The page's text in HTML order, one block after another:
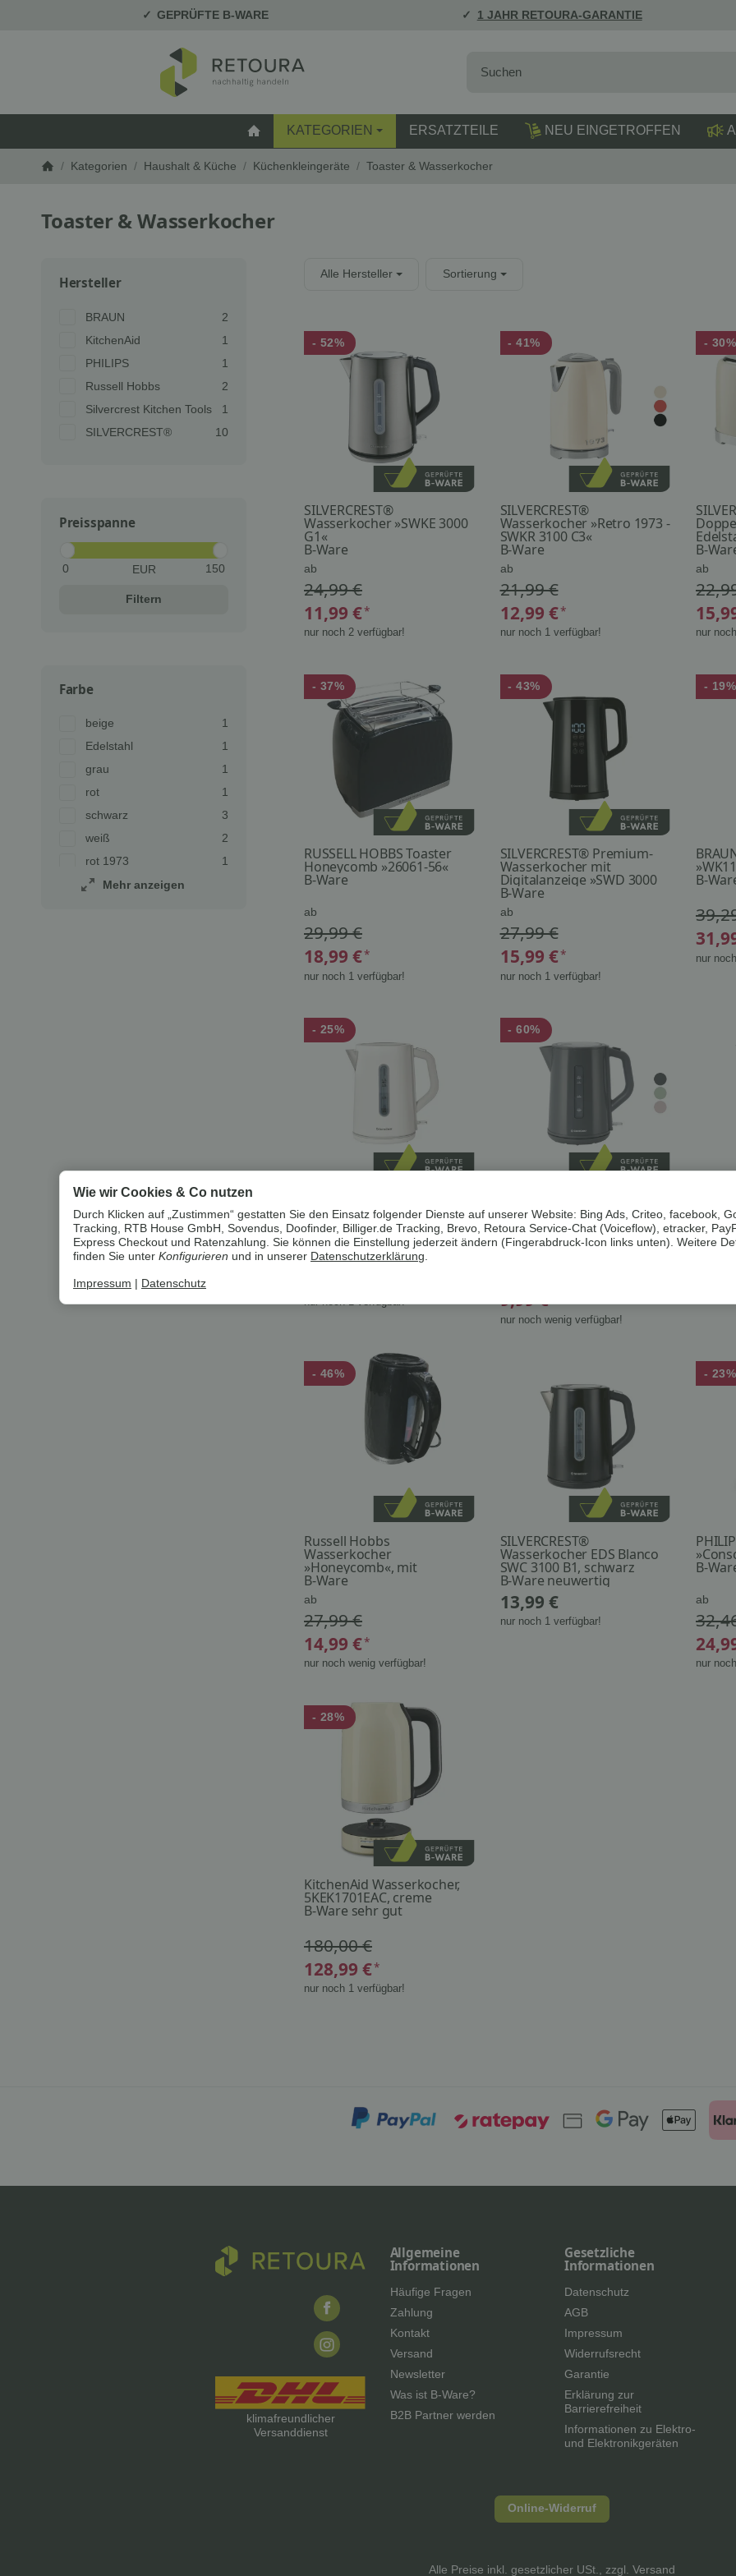
GEPRÜFTE B-WARE 1 JAHR RETOURA-GARANTIE
STARTSEITE
KATEGORIEN ERSATZTEILE NEU EINGETROFFEN
/ Kategorien / Haushalt & Küche / Küchenkleingeräte / Toaster & Wasserkocher
Toaster & Wasserkocher
Alle Hersteller Sortierung
- 52%
SILVERCREST®
Wasserkocher »SWKE 3000
G1«
B-Ware
ab
24,99 €
11,99 €*
nur noch 2 verfügbar!
- 41%
SILVERCREST®
Wasserkocher »Retro 1973 -
SWKR 3100 C3«
B-Ware
ab
21,99 €
12,99 €*
nur noch 1 verfügbar!
- 30%
B-
ab
nur
- 37%
RUSSELL HOBBS Toaster
Honeycomb »26061-56«
B-Ware
ab
29,99 €
18,99 €*
nur noch 1 verfügbar!
- 43%
SILVERCREST® Premium-
Wasserkocher mit
Digitalanzeige »SWD 3000
A1«
B-Ware
ab
27,99 €
15,99 €*
nur noch 1 verfügbar!
- 19%
B-
nur
- 25%
Wasserkocher SWC 3100
C1, 3000 W, weiß
B-Ware sehr gut
15,99 €
nur noch 1 verfügbar!
- 60%
Wasserkocher »SWKC 3000
F4«
B-Ware
9,99 €
nur noch wenig verfügbar!
B3,
B-
- 46%
Russell Hobbs
Wasserkocher
»Honeycomb«, mit
herausnehmbarem
Kalkfilter
B-Ware
ab
27,99 €
14,99 €*
nur noch wenig verfügbar!
SILVERCREST®
Wasserkocher EDS Blanco
SWC 3100 B1, schwarz
B-Ware neuwertig
13,99 €
nur noch 1 verfügbar!
- 23%
B-
ab
nur
- 28%
KitchenAid Wasserkocher,
5KEK1701EAC, creme
B-Ware sehr gut
180,00 €
128,99 €*
nur noch 1 verfügbar!
Hersteller
BRAUN 2
KitchenAid
1
PHILIPS
1
Russell Hobbs
2
Silvercrest Kitchen Tools
1
SILVERCREST®
10
Preisspanne
EUR
Filtern
Farbe
beige 1
Edelstahl
1
grau
1
rot
1
schwarz
3
weiß
2
rot 1973
1 Artikel gefunden
creme 1973
Artikel gefunden
Artikel gefunden
Mehr anzeigen
klimafreundlicher
Versanddienst
Allgemeine
Informationen
Häufige Fragen
Zahlung
Kontakt
Versand
Newsletter
Was ist B-Ware?
B2B Partner werden
Gesetzliche
Informationen
Datenschutz
AGB
Impressum
Widerrufsrecht
Garantie
Erklärung zur
Barrierefreiheit
Informationen zu Elektro-
und Elektronikgeräten
Online-Widerruf
Alle Preise inkl. gesetzlicher USt., zzgl. Versand
Wie wir Cookies & Co nutzen
Durch Klicken auf „Zustimmen“ gestatten Sie den Einsatz folgender Dienste auf unserer Website: Bing Ads, Criteo, facebook,
Tracking, RTB House GmbH, Sovendus, Doofinder, Billiger.de Tracking, Brevo, Retoura Service-Chat (Voiceflow), etracker,
Express Checkout und Ratenzahlung. Sie können die Einstellung jederzeit ändern (Fingerabdruck-Icon links unten). Weitere
finden Sie unter Konfigurieren und in unserer Datenschutzerklärung.
Impressum Datenschutz